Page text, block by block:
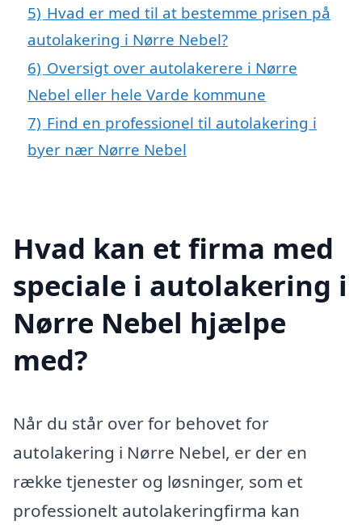
5) Hvad er med til at bestemme prisen på
autolakering i Nørre Nebel?
6) Oversigt over autolakerere i Nørre
Nebel eller hele Varde kommune
7) Find en professionel til autolakering i
byer nær Nørre Nebel
Hvad kan et firma med
speciale i autolakering i
Nørre Nebel hjælpe
med?
Når du står over for behovet for
autolakering i Nørre Nebel, er der en
række tjenester og løsninger, som et
professionelt autolakeringfirma kan